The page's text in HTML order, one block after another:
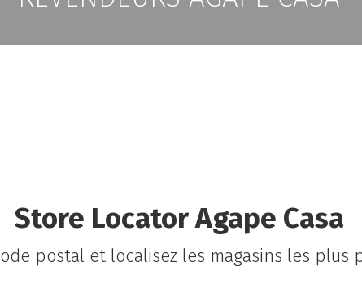
Store Locator Agape Casa
postal et localisez les magasins les plus